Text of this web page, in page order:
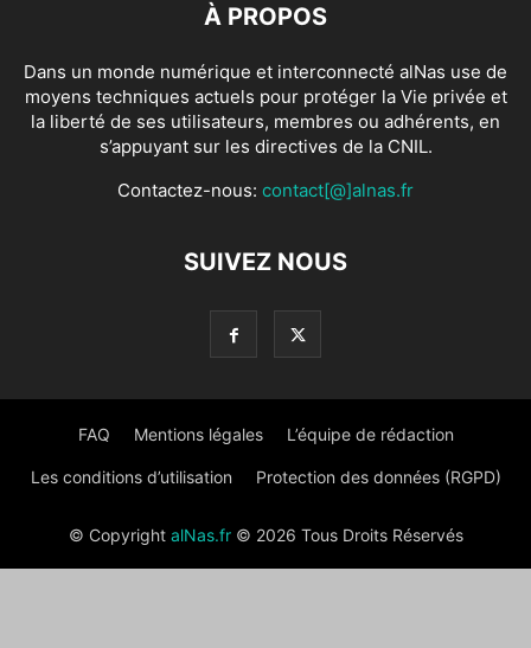
À PROPOS
Dans un monde numérique et interconnecté alNas use de
moyens techniques actuels pour protéger la Vie privée et
la liberté de ses utilisateurs, membres ou adhérents, en
s’appuyant sur les directives de la CNIL.
Contactez-nous: contact[@]alnas.fr
SUIVEZ NOUS
FAQ Mentions légales L’équipe de rédaction
Les conditions d’utilisation Protection des données (RGPD)
© Copyright alNas.fr© 2026 Tous Droits Réservés